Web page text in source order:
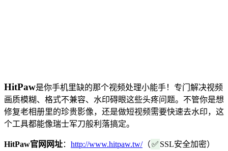
HitPaw是你手机里缺的那个视频处理小能手！专门解决视频
画质模糊、格式不兼容、水印碍眼这些头疼问题。不管你是想
修复老相册里的珍贵影像，还是做短视频需要快速去水印，这
个工具都能像瑞士军刀般利落搞定。
HitPaw官网网址： http://www.hitpaw.tw/（✅ SSL安全加密）